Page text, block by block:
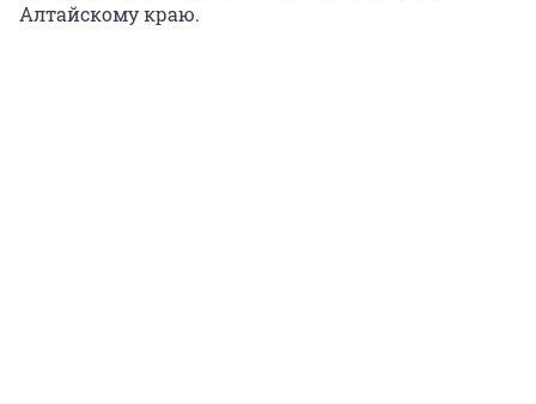
Алтайскому краю.